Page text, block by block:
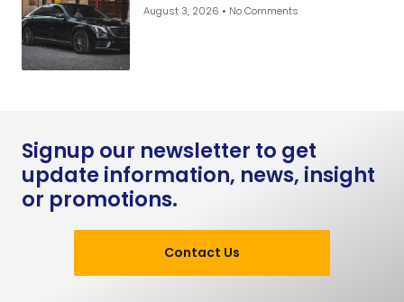
August 3, 2026 No Comments
Signup our newsletter to get
update information, news, insight
or promotions.
Contact Us